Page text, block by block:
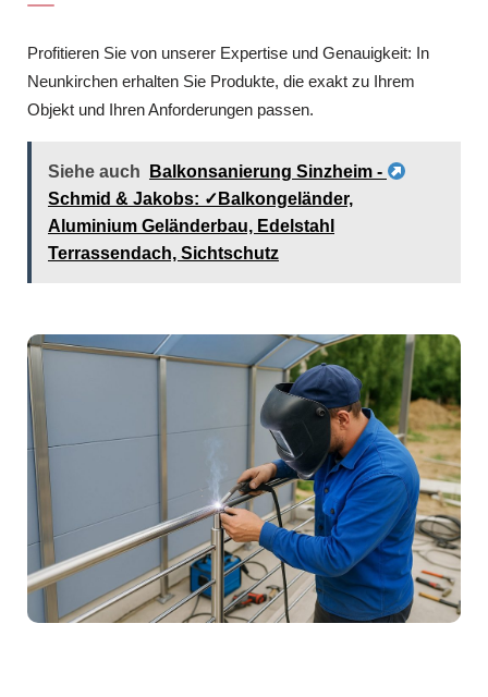
Profitieren Sie von unserer Expertise und Genauigkeit: In
Neunkirchen erhalten Sie Produkte, die exakt zu Ihrem
Objekt und Ihren Anforderungen passen.
Siehe auch
Balkonsanierung Sinzheim -
Schmid & Jakobs: ✓Balkongeländer,
Aluminium Geländerbau, Edelstahl
Terrassendach, Sichtschutz